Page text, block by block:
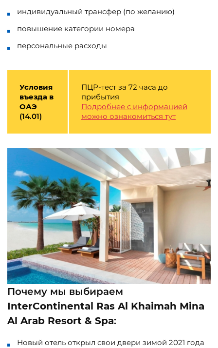
индивидуальный трансфер (по желанию)
повышение категории номера
персональные расходы
Условия
въезда в
ОАЭ
(14.01)
ПЦР-тест за 72 часа до
прибытия
Подробнее с информацией
можно ознакомиться тут
Почему мы выбираем
InterContinental Ras Al Khaimah Mina
Al Arab Resort & Spa:
Новый отель открыл свои двери зимой 2021 года